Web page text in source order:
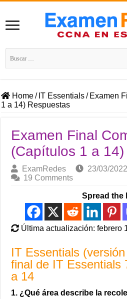
Buscar:
Home/ IT Essentials/ Examen
1 a 14) Respuestas
Examen Final
(Capítulos 1 a
ExamRedes 23/03/2022
19 Comments
Spread the
Última actualización: febrero
IT Essentials
final de IT Essentials
a 14
1. ¿Qué área describe la